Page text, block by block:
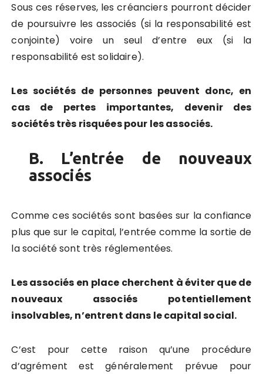
Sous ces réserves, les créanciers pourront décider
de poursuivre les associés (si la responsabilité est
conjointe) voire un seul d’entre eux (si la
responsabilité est solidaire).
Les sociétés de personnes peuvent donc, en
cas de pertes importantes, devenir des
sociétés très risquées pour les associés.
B. L’entrée de nouveaux
associés
Comme ces sociétés sont basées sur la confiance
plus que sur le capital, l’entrée comme la sortie de
la société sont très réglementées.
Les associés en place cherchent à éviter que de
nouveaux associés potentiellement
insolvables, n’entrent dans le capital social.
C’est pour cette raison qu’une procédure
d’agrément est généralement prévue pour